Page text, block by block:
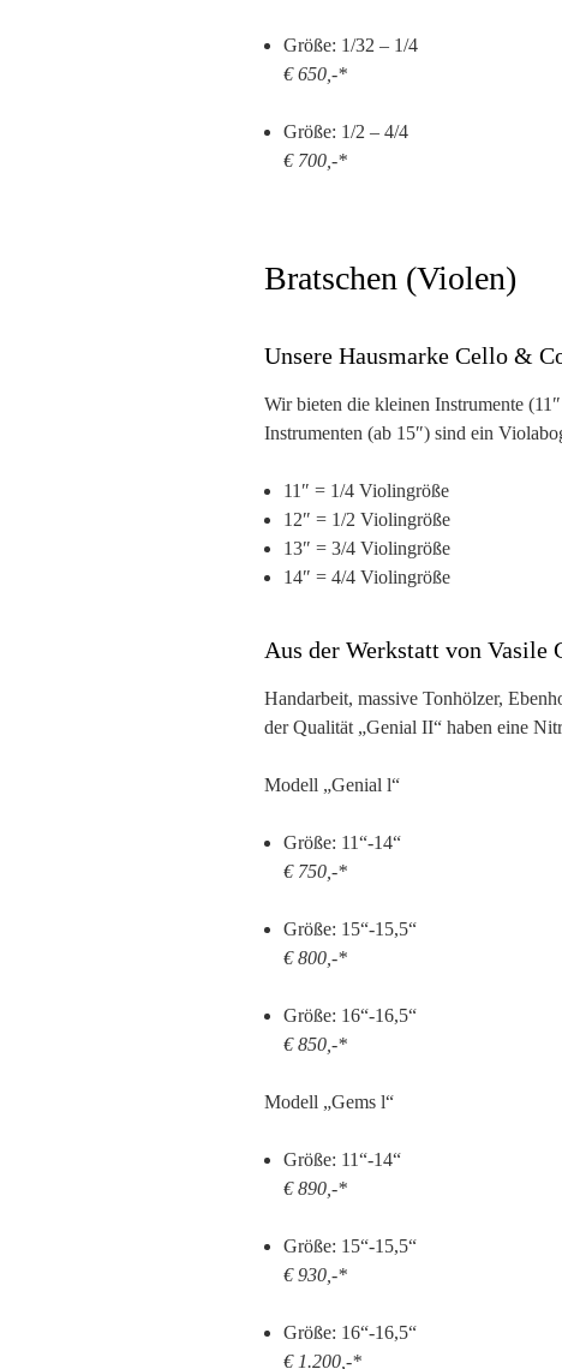
Größe: 1/32 – 1/4
€ 650,-*
Größe: 1/2 – 4/4
€ 700,-*
Bratschen (Violen)
Unsere Hausmarke Cello &
Wir bieten die kleinen Instrumente
Instrumenten (ab 15″) sind ein
11″ = 1/4 Violingröße
12″ = 1/2 Violingröße
13″ = 3/4 Violingröße
14″ = 4/4 Violingröße
Aus der Werkstatt von Vasile
Handarbeit, massive Tonhölzer,
der Qualität „Genial II“ haben eine
Modell „Genial l“
Größe: 11“-14“
€ 750,-*
Größe: 15“-15,5“
€ 800,-*
Größe: 16“-16,5“
€ 850,-*
Modell „Gems l“
Größe: 11“-14“
€ 890,-*
Größe: 15“-15,5“
€ 930,-*
Größe: 16“-16,5“
€ 1.200,-*